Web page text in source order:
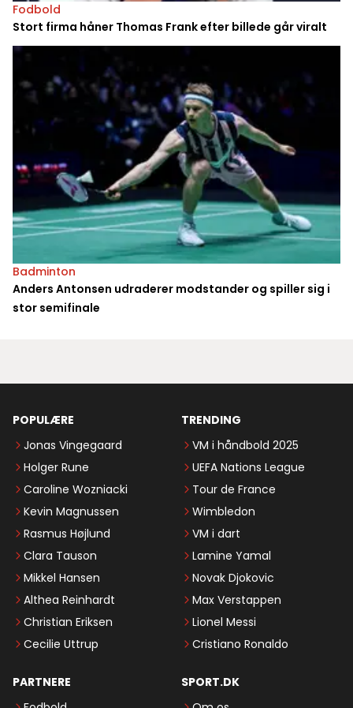
Fodbold
Stort firma håner Thomas Frank efter billede går viralt
Badminton
Anders Antonsen udraderer modstander og spiller sig i
stor semifinale
POPULÆRE
Jonas Vingegaard
Holger Rune
Caroline Wozniacki
Kevin Magnussen
Rasmus Højlund
Clara Tauson
Mikkel Hansen
Althea Reinhardt
Christian Eriksen
Cecilie Uttrup
TRENDING
VM i håndbold 2025
UEFA Nations League
Tour de France
Wimbledon
VM i dart
Lamine Yamal
Novak Djokovic
Max Verstappen
Lionel Messi
Cristiano Ronaldo
PARTNERE
SPORT.DK